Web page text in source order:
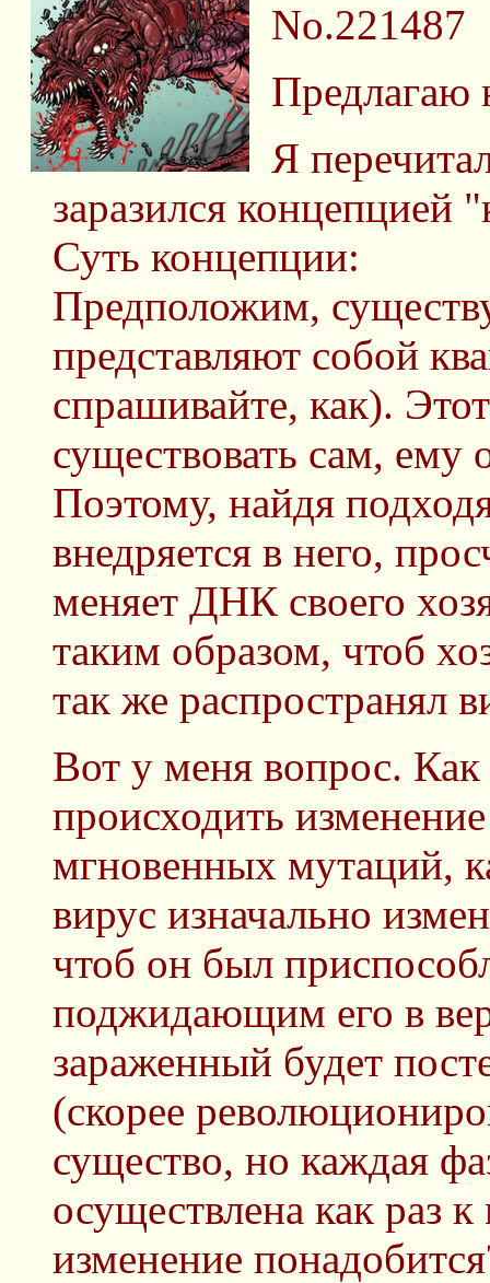
No.221487
Предлагаю
Я
заразился концепцией
Суть концепции:
Предположим,
представляют собой
спрашивайте, как).
существовать сам, ему
Поэтому, найдя
внедряется в него,
меняет ДНК своего
таким образом, чтоб
так же распространял
Вот у меня вопрос. Как
происходить
мгновенных мутаций,
вирус изначально
чтоб он был
поджидающим его в
зараженный будет
(скорее
существо, но каждая
осуществлена как раз
изменение